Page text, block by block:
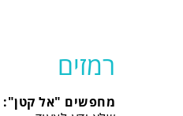
רמזים
מחפשים "אל קטן":